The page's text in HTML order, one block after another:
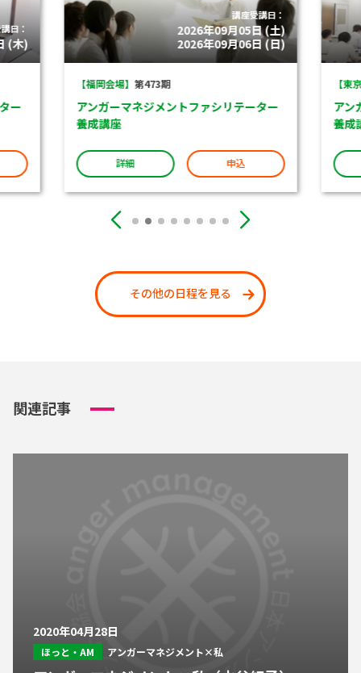
日：
(木)
ー
講座受講日：
2026年09月05日 (土)
2026年09月06日 (日)
【福岡会場】 第473期
アンガーマネジメントファシリテーター
養成講座
詳細 申込
【東
アン
養成
その他の日程を見る
関連記事
2020年04月28日
ほっと・AM アンガーマネジメント×私